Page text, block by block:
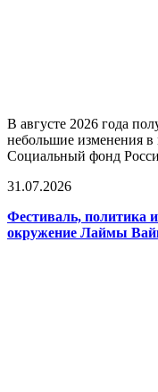
В августе 2026 года
небольшие изменения
Социальный фонд
31.07.2026
Фестиваль, политика
окружение Лаймы